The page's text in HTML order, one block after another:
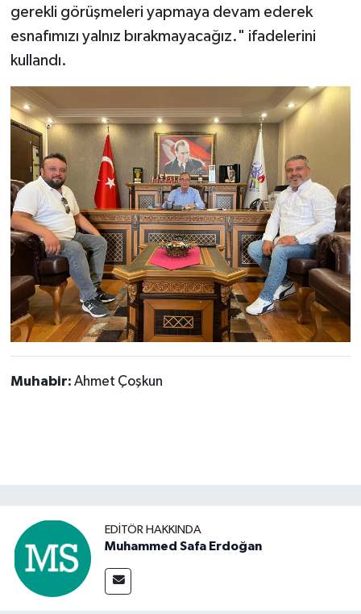
gerekli görüşmeleri yapmaya devam ederek
esnafımızı yalnız bırakmayacağız." ifadelerini
kullandı.
Muhabir: Ahmet Çoşkun
EDITÖR HAKKINDA
Muhammed Safa Erdoğan